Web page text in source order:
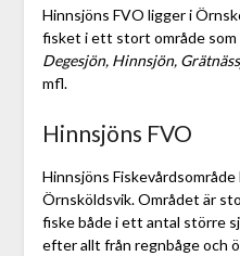
Hinnsjöns FVO ligger i
fisket i ett stort område
Degesjön, Hinnsjön,
mfl.
Hinnsjöns FVO
Hinnsjöns
Örnsköldsvik. Området är
fiske både i ett antal större
efter allt från regnbåge och